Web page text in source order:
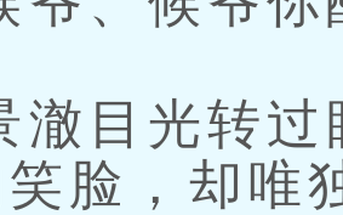
目光转过
脸，却唯